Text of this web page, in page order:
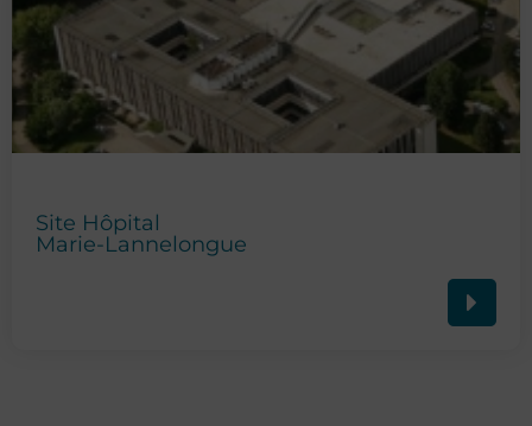
Site Hôpital
Marie-Lannelongue